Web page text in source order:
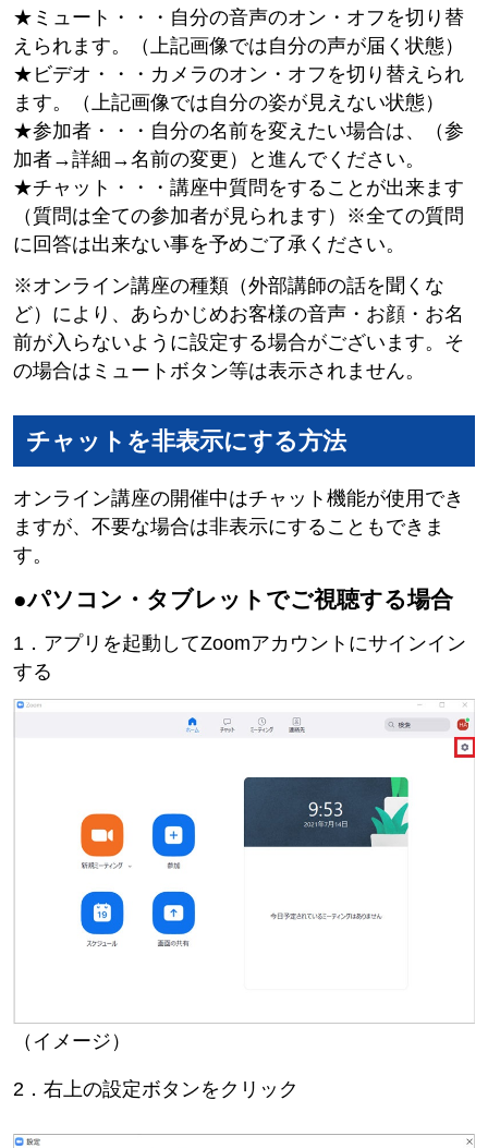
★ミュート・・・自分の音声のオン・オフを切り替
えられます。（上記画像では自分の声が届く状態）
★ビデオ・・・カメラのオン・オフを切り替えられ
ます。（上記画像では自分の姿が見えない状態）
★参加者・・・自分の名前を変えたい場合は、（参
加者→詳細→名前の変更）と進んでください。
★チャット・・・講座中質問をすることが出来ます
（質問は全ての参加者が見られます）※全ての質問
に回答は出来ない事を予めご了承ください。
※オンライン講座の種類（外部講師の話を聞くな
ど）により、あらかじめお客様の音声・お顔・お名
前が入らないように設定する場合がございます。そ
の場合はミュートボタン等は表示されません。
チャットを非表示にする方法
オンライン講座の開催中はチャット機能が使用でき
ますが、不要な場合は非表示にすることもできま
す。
●パソコン・タブレットでご視聴する場合
1．アプリを起動してZoomアカウントにサインイン
する
（イメージ）
2．右上の設定ボタンをクリック